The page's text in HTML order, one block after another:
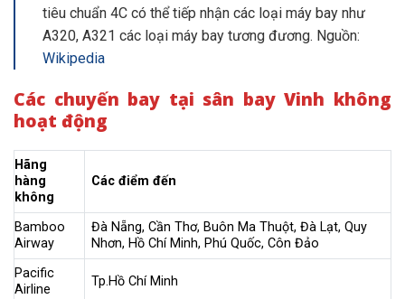
tiêu chuẩn 4C có thể tiếp nhận các loại máy bay như
A320, A321 các loại máy bay tương đương. Nguồn:
Wikipedia
Các chuyến bay tại sân bay Vinh không
hoạt động
Hãng
hàng
không
Các điểm đến
Bamboo
Airway
Đà Nẵng, Cần Thơ, Buôn Ma Thuột, Đà Lạt, Quy
Nhơn, Hồ Chí Minh, Phú Quốc, Côn Đảo
Pacific
Airline
Tp.Hồ Chí Minh